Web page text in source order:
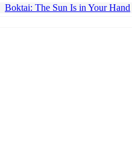
Boktai: The Sun Is in Your Hand